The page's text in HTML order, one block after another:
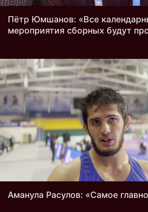
Пётр Юмшанов: «Все
мероприятия сборных будут
Аманула Расулов: «Самое